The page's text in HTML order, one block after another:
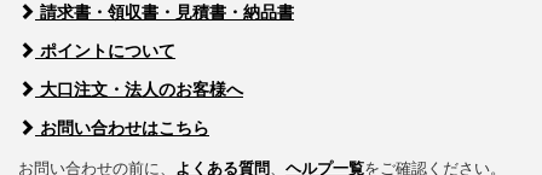
請求書・領収書・見積書・納品書
ポイントについて
大口注文・法人のお客様へ
お問い合わせはこちら
お問い合わせの前に、 よくある質問、 ヘルプ一覧をご確認ください。